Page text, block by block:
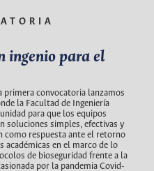
ingenio para el
primera convocatoria lanzamos
la Facultad de Ingeniería
para que los equipos
soluciones simples, efectivas y
como respuesta ante el retorno
académicas en el marco de lo
de bioseguridad frente a la
por la pandemia Covid-